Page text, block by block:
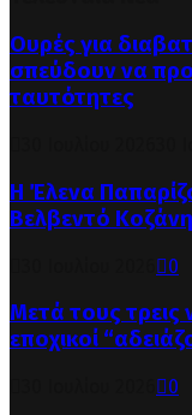
Ουρές για
σπεύδουν να
ταυτότητες
Η Έλενα
Βελβεντό
0
Μετά τους τρεις
εποχικοί
0